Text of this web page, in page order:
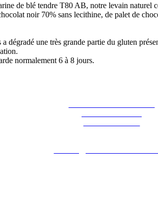
de blé tendre T80 AB, notre levain
noir 70% sans lecithine, de palet de
une très grande partie du gluten
normalement 6 à 8 jours.